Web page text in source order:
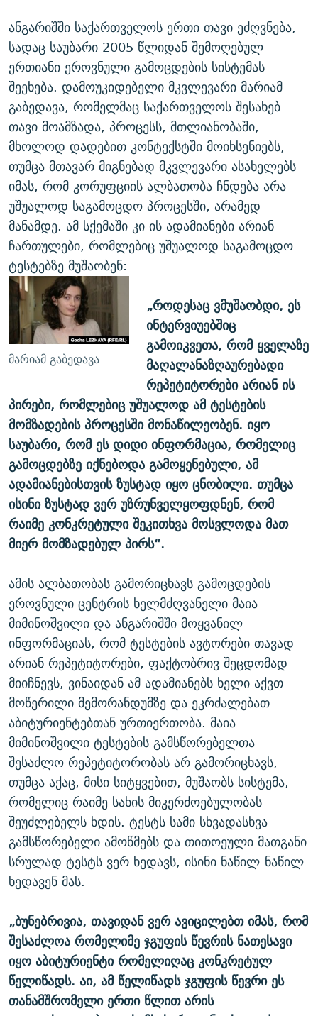
ანგარიშში საქართველოს ერთი თავი ეძღვნება,
სადაც საუბარი 2005 წლიდან შემოღებულ
ერთიანი ეროვნული გამოცდების სისტემას
შეეხება. დამოუკიდებელი მკვლევარი მარიამ
გაბედავა, რომელმაც საქართველოს შესახებ
თავი მოამზადა, პროცესს, მთლიანობაში,
მხოლოდ დადებით კონტექსტში მოიხსენიებს,
თუმცა მთავარ მიგნებად მკვლევარი ასახელებს
იმას, რომ კორუფციის ალბათობა ჩნდება არა
უშუალოდ საგამოცდო პროცესში, არამედ
მანამდე. ამ სქემაში კი ის ადამიანები არიან
ჩართულები, რომლებიც უშუალოდ საგამოცდო
ტესტებზე მუშაობენ:
მარიამ გაბედავა
„როდესაც ვმუშაობდი, ეს
ინტერვიუებშიც
გამოიკვეთა, რომ ყველაზე
მაღალანაზღაურებადი
რეპეტიტორები არიან ის
პირები, რომლებიც უშუალოდ ამ ტესტების
მომზადების პროცესში მონაწილეობენ. იყო
საუბარი, რომ ეს დიდი ინფორმაცია, რომელიც
გამოცდებზე იქნებოდა გამოყენებული, ამ
ადამიანებისთვის ზუსტად იყო ცნობილი. თუმცა
ისინი ზუსტად ვერ უზრუნველყოფდნენ, რომ
რაიმე კონკრეტული შეკითხვა მოსვლოდა მათ
მიერ მომზადებულ პირს“.
ამის ალბათობას გამორიცხავს გამოცდების
ეროვნული ცენტრის ხელმძღვანელი მაია
მიმინოშვილი და ანგარიშში მოყვანილ
ინფორმაციას, რომ ტესტების ავტორები თავად
არიან რეპეტიტორები, ფაქტობრივ შეცდომად
მიიჩნევს, ვინაიდან ამ ადამიანებს ხელი აქვთ
მოწერილი მემორანდუმზე და ეკრძალებათ
აბიტურიენტებთან ურთიერთობა. მაია
მიმინოშვილი ტესტების გამსწორებელთა
შესაძლო რეპეტიტორობას არ გამორიცხავს,
თუმცა აქაც, მისი სიტყვებით, მუშაობს სისტემა,
რომელიც რაიმე სახის მიკერძოებულობას
შეუძლებელს ხდის. ტესტს სამი სხვადასხვა
გამსწორებელი ამოწმებს და თითოეული მათგანი
სრულად ტესტს ვერ ხედავს, ისინი ნაწილ-ნაწილ
ხედავენ მას.
„ბუნებრივია, თავიდან ვერ ავიცილებთ იმას, რომ
შესაძლოა რომელიმე ჯგუფის წევრის ნათესავი
იყო აბიტურიენტი რომელიღაც კონკრეტულ
წელიწადს. აი, ამ წელიწადს ჯგუფის წევრი ეს
თანამშრომელი ერთი წლით არის